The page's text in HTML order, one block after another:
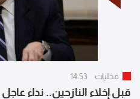
محليات 14:53
قبل إخلاء النازحين.. نداء